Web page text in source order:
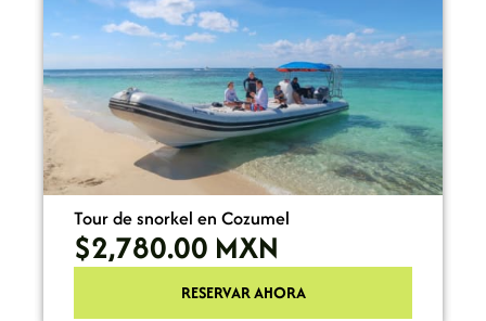
Tour de snorkel en Cozumel
$2,780.00 MXN
RESERVAR AHORA